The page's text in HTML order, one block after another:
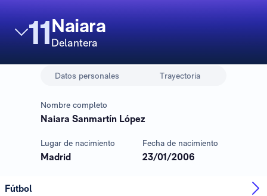
11Naiara
Delantera
Datos personales Trayectoria
Nombre completo
Naiara Sanmartín López
Lugar de nacimiento
Madrid
Fecha de nacimiento
23/01/2006
Fútbol